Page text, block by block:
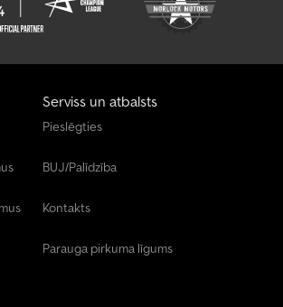
Serviss un atbalsts
Pieslēgties
BUJ/Palīdzība
Kontakts
Parauga pirkuma līgums